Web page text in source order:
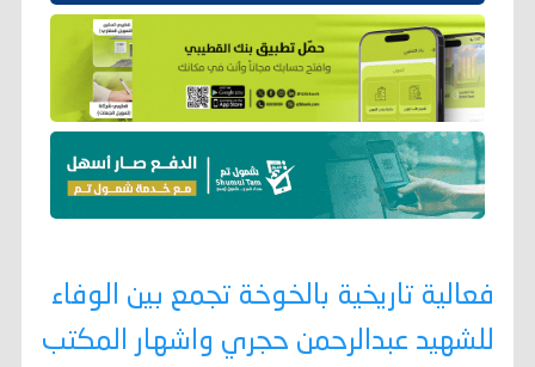
فعالية تاريخية بالخوخة تجمع بين الوفاء
للشهيد عبدالرحمن حجري واشهار المكتب